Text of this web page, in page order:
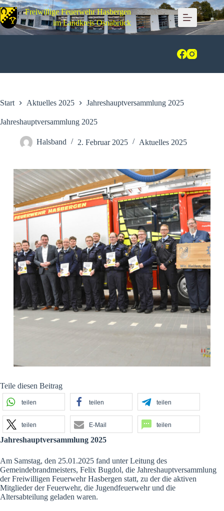
Zum
Inhalt
springen
Freiwillige Feuerwehr Hasbergen
im Landkreis Osnabrück
Start Aktuelles 2025 Jahreshauptversammlung 2025
Jahreshauptversammlung 2025
Halsband 2. Februar 2025 Aktuelles 2025
Teile diesen Beitrag
teilen teilen teilen
teilen E-Mail teilen
Jahreshauptversammlung 2025
Am Samstag, den 25.01.2025 fand unter Leitung des
Gemeindebrandmeisters, Felix Bugdol, die Jahreshauptversammlung
der Freiwilligen Feuerwehr Hasbergen statt, zu der die aktiven
Mitglieder der Feuerwehr, die Jugendfeuerwehr und die
Altersabteilung geladen waren.